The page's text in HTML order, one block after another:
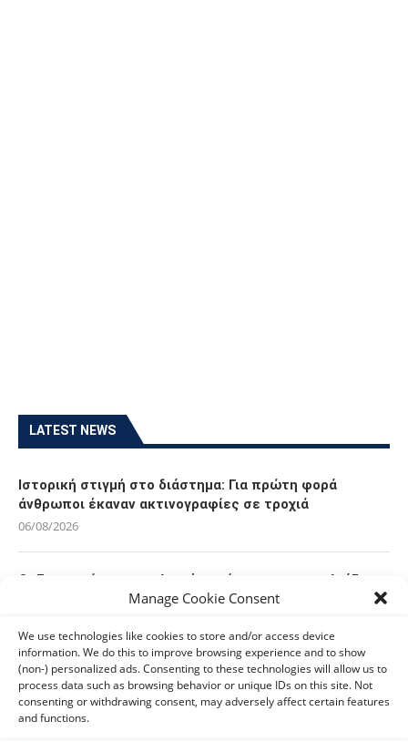
Manage Cookie Consent
We use technologies like cookies to store and/or access device
information. We do this to improve browsing experience and to show
(non-) personalized ads. Consenting to these technologies will allow us to
process data such as browsing behavior or unique IDs on this site. Not
consenting or withdrawing consent, may adversely affect certain features
and functions.
LATEST NEWS
Ιστορική στιγμή στο διάστημα: Για πρώτη φορά
άνθρωποι έκαναν ακτινογραφίες σε τροχιά
06/08/2026
Οι Ευρωπαίοι καταναλωτές φαίνεται να «αγκαλιάζουν»
τα νέα Samsung Galaxy Z Fold8
Οι χρήστες Mac είναι περισσότερο εκτεθειμένοι σε
κυβερνοαπειλές αλλά λαμβάνουν λιγότερα μέτρα
προστασίας